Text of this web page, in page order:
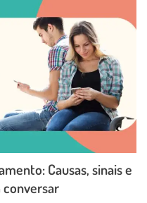
Causas, sinais e
conversar